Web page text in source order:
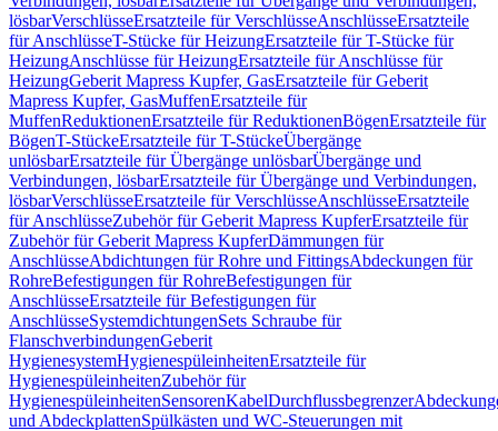
lösbarVerschlüsseErsatzteile für VerschlüsseAnschlüsseErsatzteile
für AnschlüsseT-Stücke für HeizungErsatzteile für T-Stücke für
HeizungAnschlüsse für HeizungErsatzteile für Anschlüsse für
HeizungGeberit Mapress Kupfer, GasErsatzteile für Geberit
Mapress Kupfer, GasMuffenErsatzteile für
MuffenReduktionenErsatzteile für ReduktionenBögenErsatzteile für
BögenT-StückeErsatzteile für T-StückeÜbergänge
unlösbarErsatzteile für Übergänge unlösbarÜbergänge und
Verbindungen, lösbarErsatzteile für Übergänge und Verbindungen,
lösbarVerschlüsseErsatzteile für VerschlüsseAnschlüsseErsatzteile
für AnschlüsseZubehör für Geberit Mapress KupferErsatzteile für
Zubehör für Geberit Mapress KupferDämmungen für
AnschlüsseAbdichtungen für Rohre und FittingsAbdeckungen für
RohreBefestigungen für RohreBefestigungen für
AnschlüsseErsatzteile für Befestigungen für
AnschlüsseSystemdichtungenSets Schraube für
FlanschverbindungenGeberit
HygienesystemHygienespüleinheitenErsatzteile für
HygienespüleinheitenZubehör für
HygienespüleinheitenSensorenKabelDurchflussbegrenzer
und AbdeckplattenSpülkästen und WC-Steuerungen mit